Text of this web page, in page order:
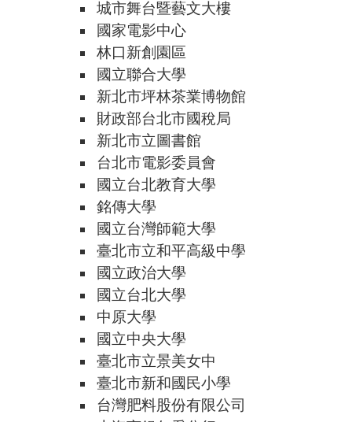
城市舞台暨藝文大樓
國家電影中心
林口新創園區
國立聯合大學
新北市坪林茶業博物館
財政部台北市國稅局
新北市立圖書館
台北市電影委員會
國立台北教育大學
銘傳大學
國立台灣師範大學
臺北市立和平高級中學
國立政治大學
國立台北大學
中原大學
國立中央大學
臺北市立景美女中
臺北市新和國民小學
台灣肥料股份有限公司